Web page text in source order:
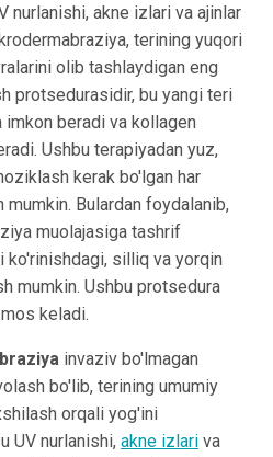
nurlanishi, akne izlari va ajinlar
terining yuqori
olib tashlaydigan eng
protsedurasidir, bu yangi teri
beradi va kollagen
Ushbu terapiyadan yuz,
kerak bo'lgan har
Bulardan foydalanib,
muolajasiga tashrif
ko'rinishdagi, silliq va yorqin
mumkin. Ushbu protsedura
keladi.
invaziv bo'lmagan
bo'lib, terining umumiy
orqali yog'ini
UV nurlanishi, akne izlariva